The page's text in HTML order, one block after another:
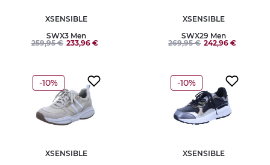
XSENSIBLE
SWX3 Men
259,95 € 233,96 €
XSENSIBLE
SWX29 Men
269,95 € 242,96 €
-10%
XSENSIBLE
-10%
XSENSIBLE